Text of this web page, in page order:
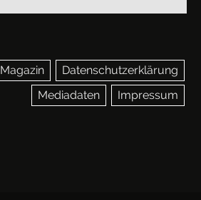
Magazin
Datenschutzerklärung
Mediadaten
Impressum